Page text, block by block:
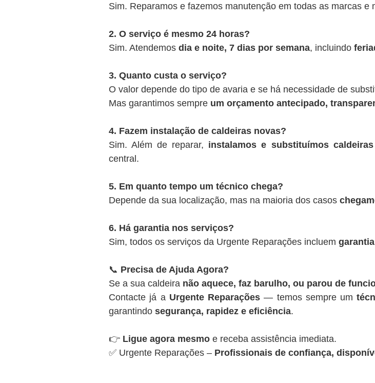
Sim. Reparamos e fazemos manutenção em todas as marcas e
2. O serviço é mesmo 24 horas?
Sim. Atendemos dia e noite, 7 dias por semana, incluindo
3. Quanto custa o serviço?
O valor depende do tipo de avaria e se há necessidade de
Mas garantimos sempre um orçamento antecipado,
4. Fazem instalação de caldeiras novas?
Sim. Além de reparar, instalamos e substituímos
central.
5. Em quanto tempo um técnico chega?
Depende da sua localização, mas na maioria dos casos
6. Há garantia nos serviços?
Sim, todos os serviços da Urgente Reparações incluem
📞 Precisa de Ajuda Agora?
Se a sua caldeira não aquece, faz barulho, ou parou de
Contacte já a Urgente Reparações — temos sempre um
garantindo segurança, rapidez e eficiência.
👉 Ligue agora mesmo e receba assistência imediata.
✅ Urgente Reparações – Profissionais de confiança,